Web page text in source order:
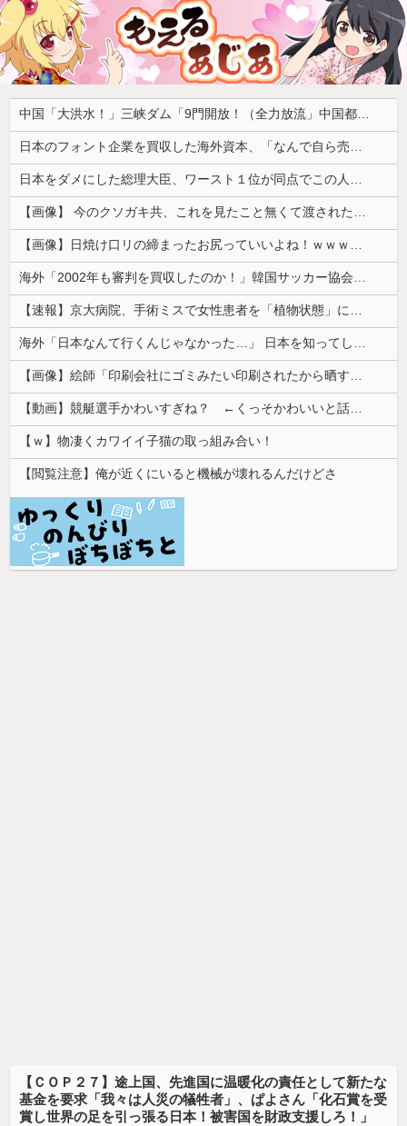
中国「大洪水！」三峡ダム「9門開放！（全力放流」中国都市「三峡沿線の道路水没」中国政府「高速道路封鎖！」中国ダム「緊急放流に合わせて開門（土砂崩れ発生」→
日本のフォント企業を買収した海外資本、「なんで自ら売上ゼロにするようなことするの」とドン引きするような方針転換を……
日本をダメにした総理大臣、ワースト１位が同点でこの人ｗｗｗｗｗｗ
【画像】 今のクソガキ共、これを見たこと無くて渡されたらパニクるらしいｗｗｗｗｗｗｗｗｗｗｗｗｗ
【画像】日焼け口リの締まったお尻っていいよね！ｗｗｗｗｗ
海外「2002年も審判を買収したのか！」韓国サッカー協会による国際試合の審判買収が発覚し大騒ぎ！【海外の反応】
【速報】京大病院、手術ミスで女性患者を「植物状態」にしてしまう・・・
海外「日本なんて行くんじゃなかった…」 日本を知ってしまったディズニー信者、帰国後『本家』に失望する事態に
【画像】絵師「印刷会社にゴミみたい印刷されたから晒すわ」→お前がクレーマーだと大炎上
【動画】競艇選手かわいすぎね？ ←くっそかわいいと話題にｗｗｗ 【Pickup07092031】
【ｗ】物凄くカワイイ子猫の取っ組み合い！
【閲覧注意】俺が近くにいると機械が壊れるんだけどさ
【ＣＯＰ２７】途上国、先進国に温暖化の責任として新たな
基金を要求「我々は人災の犠牲者」、ぱよさん「化石賞を受
賞し世界の足を引っ張る日本！被害国を財政支援しろ！」